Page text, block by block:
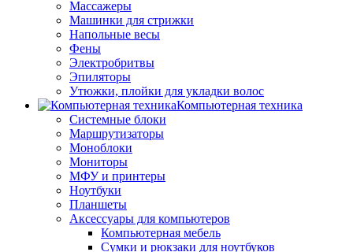
Массажеры
Машинки для стрижки
Напольные весы
Фены
Электробритвы
Эпиляторы
Утюжки, плойки для укладки волос
Компьютерная техника
Системные блоки
Маршрутизаторы
Моноблоки
Мониторы
МФУ и принтеры
Ноутбуки
Планшеты
Аксессуары для компьютеров
Компьютерная мебель
Сумки и рюкзаки для ноутбуков